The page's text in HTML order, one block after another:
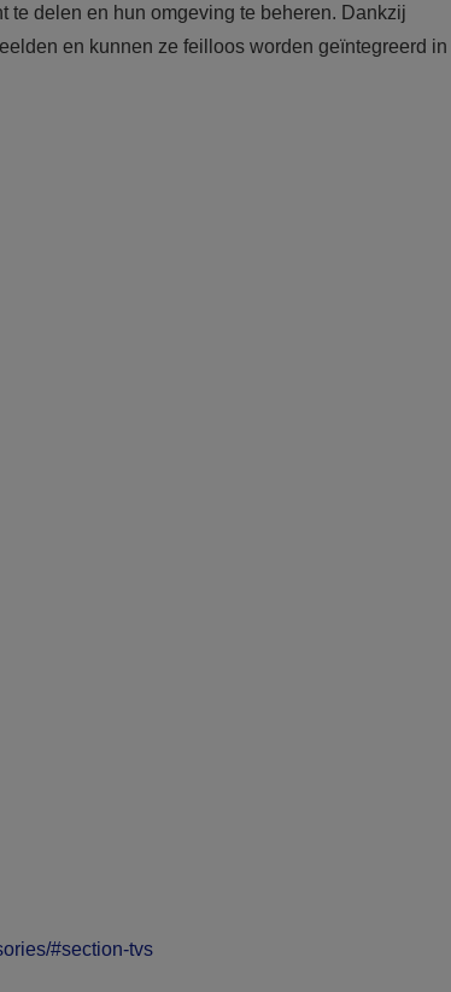
te delen en hun omgeving te beheren. Dankzij
en kunnen ze feilloos worden geïntegreerd in
#section-tvs